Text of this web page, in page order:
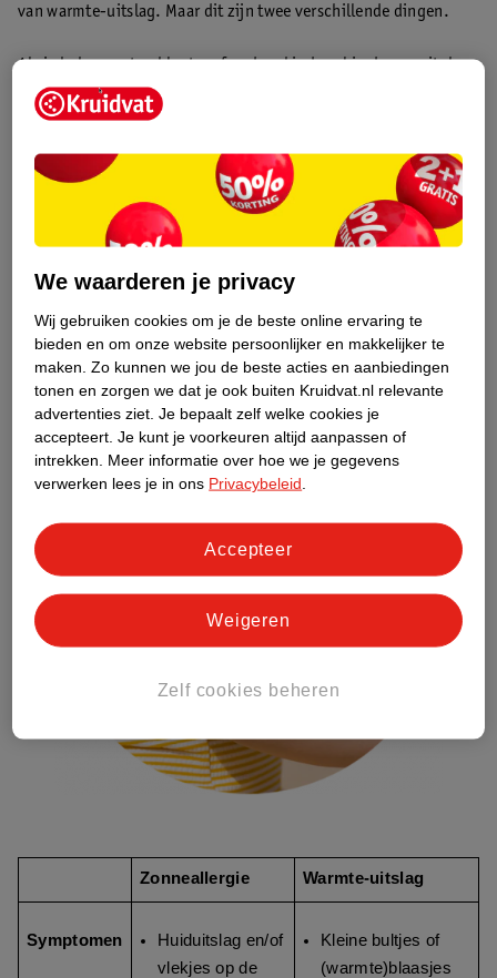
van warmte-uitslag. Maar dit zijn twee verschillende dingen.
Als je baby, peuter, kleuter of oudere kind veel in de zon zit, kan
hij of zij erg warm worden.
hebben van warmte-uitslag
Veel kleine rode, roze of gele bultjes of blaasjes
Jeuk
Roodheid op de plek van de uitslag
De warmte-uitslag zit bij baby’s vaak op de nek, schouders,
borst, liezen en het gezichtje. Bij een zonneallergie zit de
uitslag alleen op plekken die blootgesteld waren aan het
zonlicht. We zetten de verschillen voor je op een rij:
Zonneallergie Warmte-uitslag
Symptomen
Huiduitslag en/of
vlekjes op de
Kleine bultjes of
(warmte)blaasjes
We waarderen je privacy
Wij gebruiken cookies om je de beste online ervaring te
bieden en om onze website persoonlijker en makkelijker te
maken. Zo kunnen we jou de beste acties en aanbiedingen
tonen en zorgen we dat je ook buiten Kruidvat.nl relevante
advertenties ziet. Je bepaalt zelf welke cookies je
accepteert. Je kunt je voorkeuren altijd aanpassen of
intrekken.
Meer informatie over hoe we je gegevens
verwerken lees je in ons Privacybeleid
Zelf cookies beheren
Weigeren
Accepteer